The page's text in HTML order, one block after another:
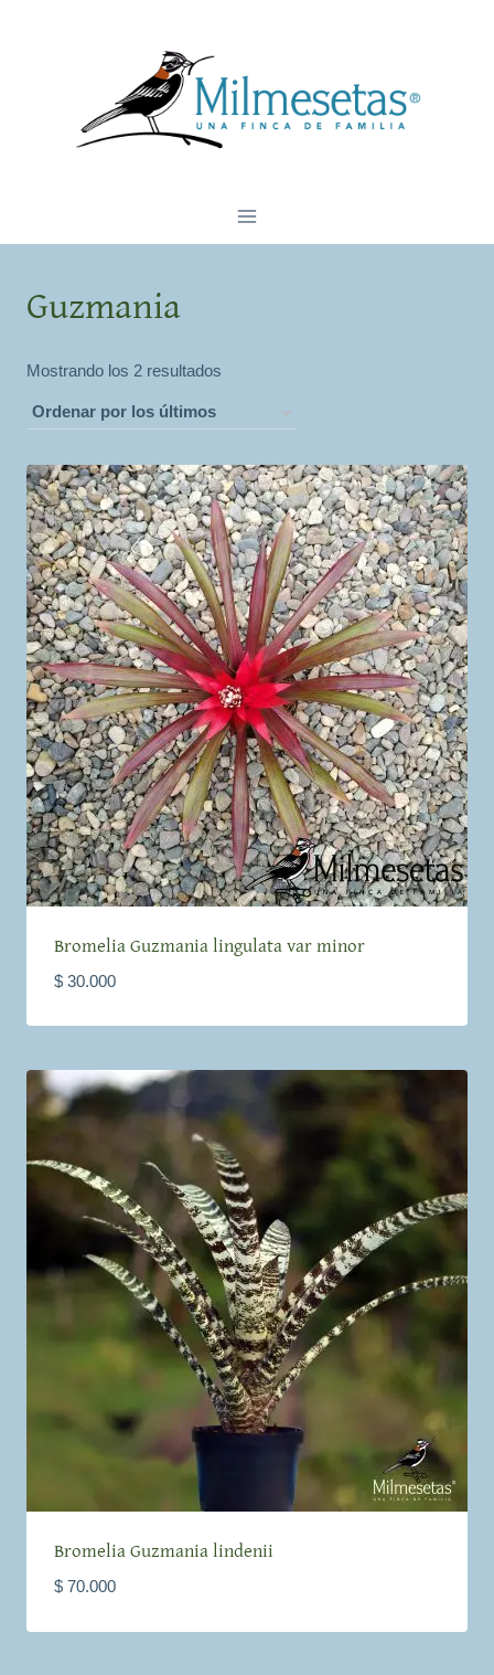
Guzmania
Mostrando los 2 resultados
los
últimos
Bromelia Guzmania lingulata var minor
$30.000
Bromelia Guzmania lindenii
$70.000